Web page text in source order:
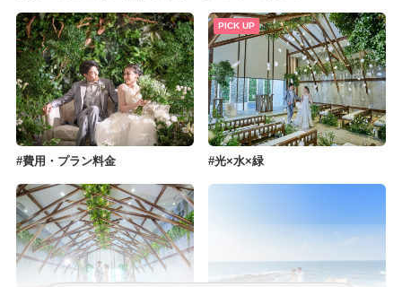
費用・プラン料金 光×水×緑
PICK UP